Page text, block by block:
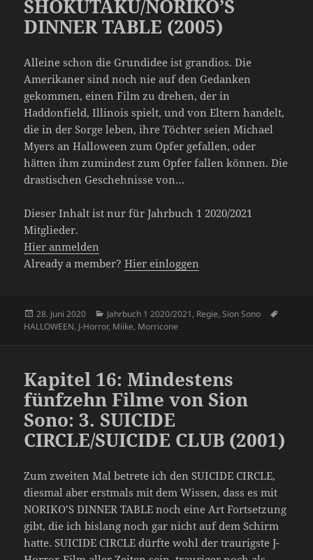
SHOKUTAKU/NORIKO’S
DINNER TABLE (2005)
Alleine schon die Grundidee ist grandios. Die
Amerikaner sind noch nie auf den Gedanken
gekommen, einen Film zu drehen, der in
Haddonfield, Illinois spielt, und von Eltern handelt,
die in der Sorge leben, ihre Töchter seien Michael
Myers an Halloween zum Opfer gefallen, oder
hätten ihm zumindest zum Opfer fallen können. Die
drastischen Geschehnisse von…
Dieser Inhalt ist nur für Jahrbuch 1 2020/2021
Mitglieder.
Hier anmelden
Already a member?Hier einloggen
Veröffentlicht
am
28. Juni 2020 Kategorien
Jahrbuch 1 2020/2021, Regie,Sion Sono
HALLOWEEN, J-Horror, Miike, Morricone
Kapitel 16: Mindestens
fünfzehn Filme von Sion
Sono: 3. SUICIDE
CIRCLE/SUICIDE CLUB (2001)
Zum zweiten Mal betrete ich den SUICIDE CIRCLE,
diesmal aber erstmals mit dem Wissen, dass es mit
NORIKO’S DINNER TABLE noch eine Art Fortsetzung
gibt, die ich bislang noch gar nicht auf dem Schirm
hatte. SUICIDE CIRCLE dürfte wohl der traurigste J-